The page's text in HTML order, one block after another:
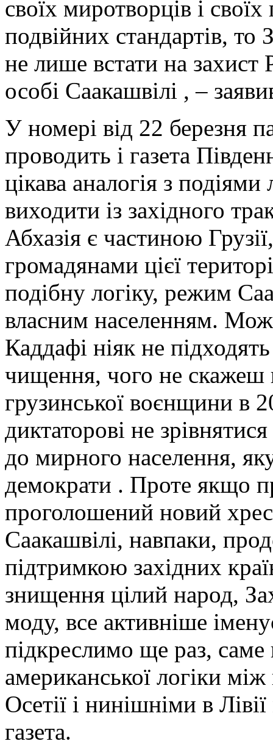
своїх миротворців і
подвійних стандартів, то
не лише встати на захист
особі Саакашвілі , –
У номері від 22 березня
проводить і газета
цікава аналогія з
виходити із західного
Абхазія є частиною
громадянами цієї
подібну логіку, режим
власним населенням.
Каддафі ніяк не
чищення, чого не скажеш
грузинської воєнщини в
диктаторові не
до мирного населення,
демократи . Проте якщо
проголошений новий
Саакашвілі, навпаки,
підтримкою західних
знищення цілий народ,
моду, все активніше
підкреслимо ще раз, саме
американської логіки
Осетії і нинішніми в
газета.